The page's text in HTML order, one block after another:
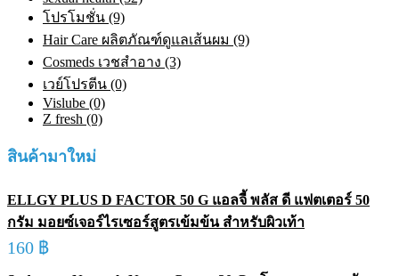
โปรโมชั่น (9)
Hair Care ผลิตภัณฑ์ดูแลเส้นผม (9)
Cosmeds เวชสําอาง (3)
เวย์โปรตีน (0)
Vislube (0)
Z fresh (0)
สินค้ามาใหม่
ELLGY PLUS D FACTOR 50 G แอลจี้ พลัส ดี แฟตเตอร์ 50
กรัม มอยซ์เจอร์ไรเซอร์สูตรเข้มข้น สำหรับผิวเท้า
160 ฿